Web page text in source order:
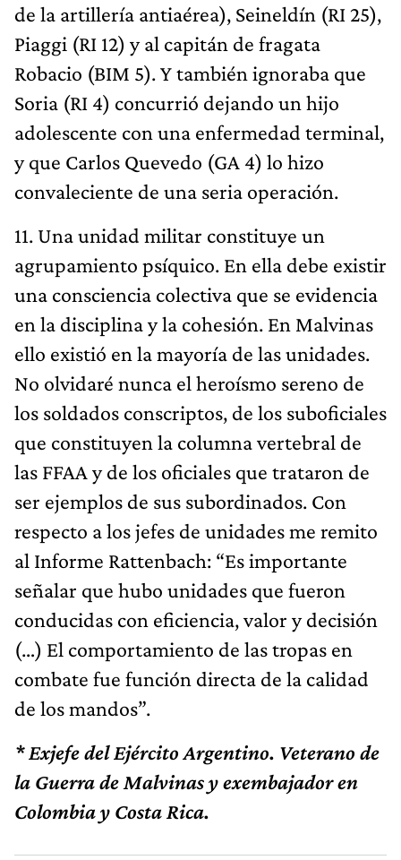
de la artillería antiaérea), Seineldín (RI 25),
Piaggi (RI 12) y al capitán de fragata
Robacio (BIM 5). Y también ignoraba que
Soria (RI 4) concurrió dejando un hijo
adolescente con una enfermedad terminal,
y que Carlos Quevedo (GA 4) lo hizo
convaleciente de una seria operación.
11. Una unidad militar constituye un
agrupamiento psíquico. En ella debe existir
una consciencia colectiva que se evidencia
en la disciplina y la cohesión. En Malvinas
ello existió en la mayoría de las unidades.
No olvidaré nunca el heroísmo sereno de
los soldados conscriptos, de los suboficiales
que constituyen la columna vertebral de
las FFAA y de los oficiales que trataron de
ser ejemplos de sus subordinados. Con
respecto a los jefes de unidades me remito
al Informe Rattenbach: “Es importante
señalar que hubo unidades que fueron
conducidas con eficiencia, valor y decisión
(…) El comportamiento de las tropas en
combate fue función directa de la calidad
de los mandos”.
* Exjefe del Ejército Argentino. Veterano de
la Guerra de Malvinas y exembajador en
Colombia y Costa Rica.